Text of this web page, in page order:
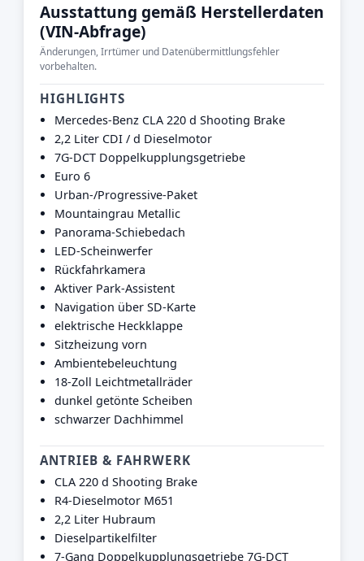
Ausstattung gemäß Herstellerdaten
(VIN-Abfrage)
Änderungen, Irrtümer und Datenübermittlungsfehler
vorbehalten.
HIGHLIGHTS
Mercedes-Benz CLA 220 d Shooting Brake
2,2 Liter CDI / d Dieselmotor
7G-DCT Doppelkupplungsgetriebe
Euro 6
Urban-/Progressive-Paket
Mountaingrau Metallic
Panorama-Schiebedach
LED-Scheinwerfer
Rückfahrkamera
Aktiver Park-Assistent
Navigation über SD-Karte
elektrische Heckklappe
Sitzheizung vorn
Ambientebeleuchtung
18-Zoll Leichtmetallräder
dunkel getönte Scheiben
schwarzer Dachhimmel
ANTRIEB & FAHRWERK
CLA 220 d Shooting Brake
R4-Dieselmotor M651
2,2 Liter Hubraum
Dieselpartikelfilter
7-Gang Doppelkupplungsgetriebe 7G-DCT